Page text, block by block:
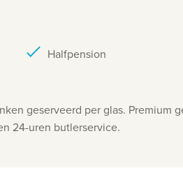
Halfpension
geserveerd per glas. Premium
24-uren butlerservice.